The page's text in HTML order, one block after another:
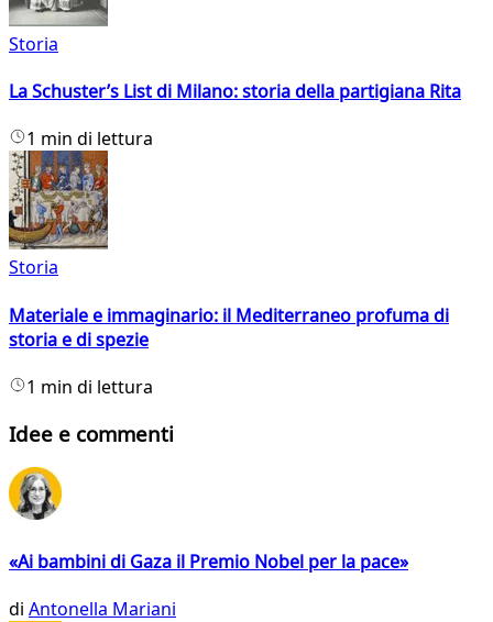
Storia
La Schuster’s List di Milano: storia della partigiana Rita
1 min di lettura
Storia
Materiale e immaginario: il Mediterraneo profuma di
storia e di spezie
1 min di lettura
Idee e commenti
«Ai bambini di Gaza il Premio Nobel per la pace»
di Antonella Mariani